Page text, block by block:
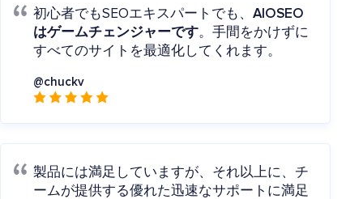
初心者でもSEOエキスパートでも、 AIOSEO
はゲームチェンジャーです。手間をかけずに
すべてのサイトを最適化してくれます。
@chuckv
製品には満足していますが、それ以上に、チ
ームが提供する優れた迅速なサポートに満足